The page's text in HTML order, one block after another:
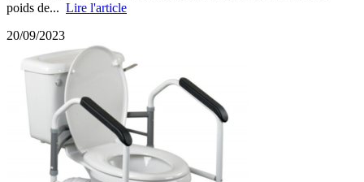
poids de... Lire l'article
20/09/2023